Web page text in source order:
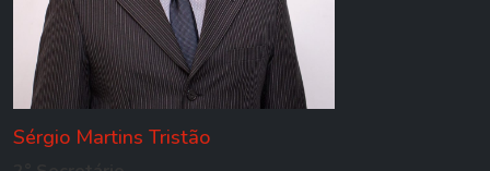
Sérgio Martins Tristão